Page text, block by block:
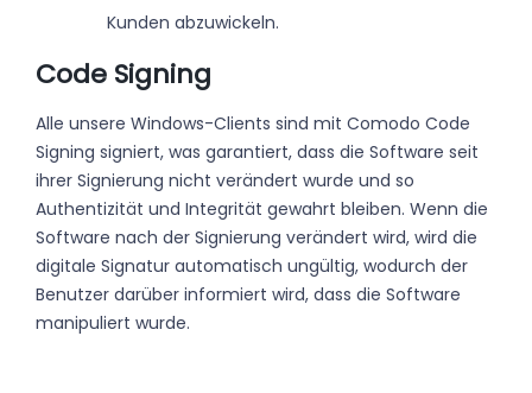
Kunden abzuwickeln.
Code Signing
Alle unsere Windows-Clients sind mit Comodo Code
Signing signiert, was garantiert, dass die Software seit
ihrer Signierung nicht verändert wurde und so
Authentizität und Integrität gewahrt bleiben. Wenn die
Software nach der Signierung verändert wird, wird die
digitale Signatur automatisch ungültig, wodurch der
Benutzer darüber informiert wird, dass die Software
manipuliert wurde.